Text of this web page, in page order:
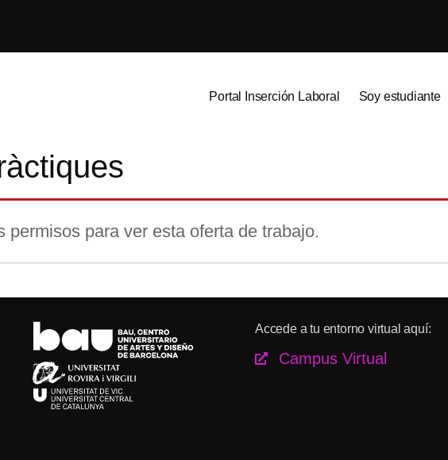
Portal Inserción Laboral Soy estudiante
permisos para ver esta oferta de trabajo.
Accede a tu entorno virtual aquí:
Campus Virtual